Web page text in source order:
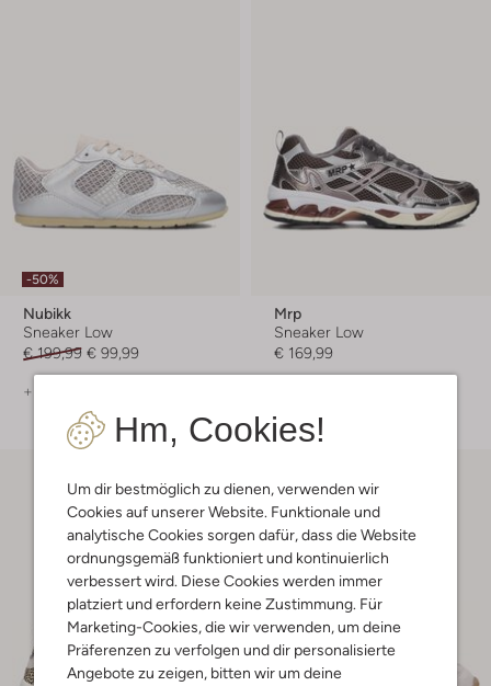
Hm, Cookies!
Um dir bestmöglich zu dienen, verwenden wir
Cookies auf unserer Website. Funktionale und
analytische Cookies sorgen dafür, dass die Website
ordnungsgemäß funktioniert und kontinuierlich
verbessert wird. Diese Cookies werden immer
platziert und erfordern keine Zustimmung. Für
Marketing-Cookies, die wir verwenden, um deine
Präferenzen zu verfolgen und dir personalisierte
Angebote zu zeigen, bitten wir um deine
-50%
Nubikk
Sneaker Low
€ 199,99 € 99,99
+ mehr farben
Mrp
Sneaker Low
€ 169,99